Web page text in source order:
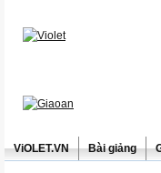
ViOLET.VN Bài giảng